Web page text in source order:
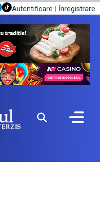
Autentificare | Înregistrare